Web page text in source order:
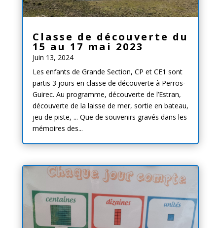
Classe de découverte du
15 au 17 mai 2023
Juin 13, 2024
Les enfants de Grande Section, CP et CE1 sont
partis 3 jours en classe de découverte à Perros-
Guirec. Au programme, découverte de l’Estran,
découverte de la laisse de mer, sortie en bateau,
jeu de piste, ... Que de souvenirs gravés dans les
mémoires des...